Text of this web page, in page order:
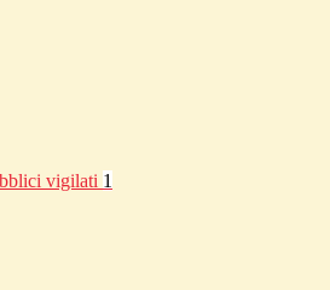
vigilati 1